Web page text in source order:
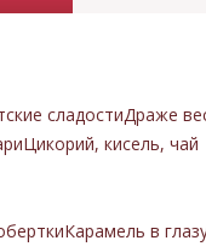
сладостиДраже
Цикорий, кисель, чай
Карамель в